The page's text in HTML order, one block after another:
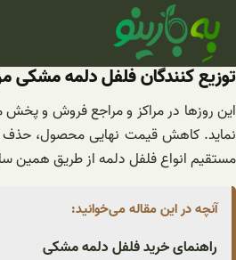
محتوا
توزیع کنندگان فلفل دلمه مشکی
این روزها در مراکز و مراجع فروش و پخش
نماید. کاهش قیمت نهایی محصول، حذف
مستقیم انواع فلفل دلمه از طریق همین
آنچه در این مقاله می‌خوانید:
راهنمای خرید فلفل دلمه مشکی